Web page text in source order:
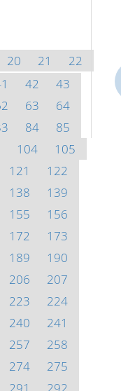
20 21
22
42
43
63
64
84
85
104
105
121
122
138
139
155
156
172
173
189
190
206
207
223
224
240
241
257
258
274
275